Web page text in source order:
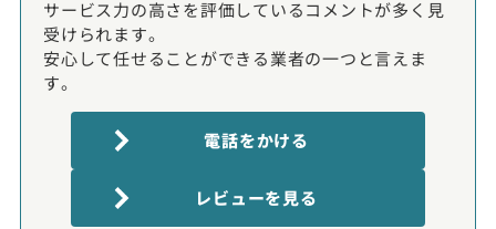
サービス力の高さを評価しているコメントが多く見
受けられます。
安心して任せることができる業者の一つと言えま
す。
電話をかける
レビューを見る